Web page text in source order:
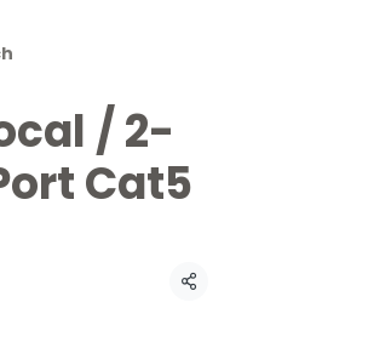
/ 2-
Cat5
แชร์